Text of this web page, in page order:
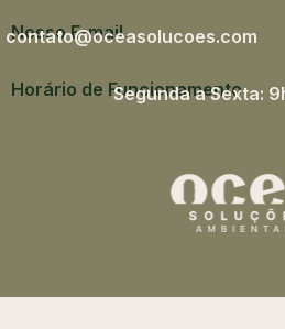
Nosso E-mail
contato@oceasolucoes.com
Horário de Funcionamento
Segunda a Sexta: